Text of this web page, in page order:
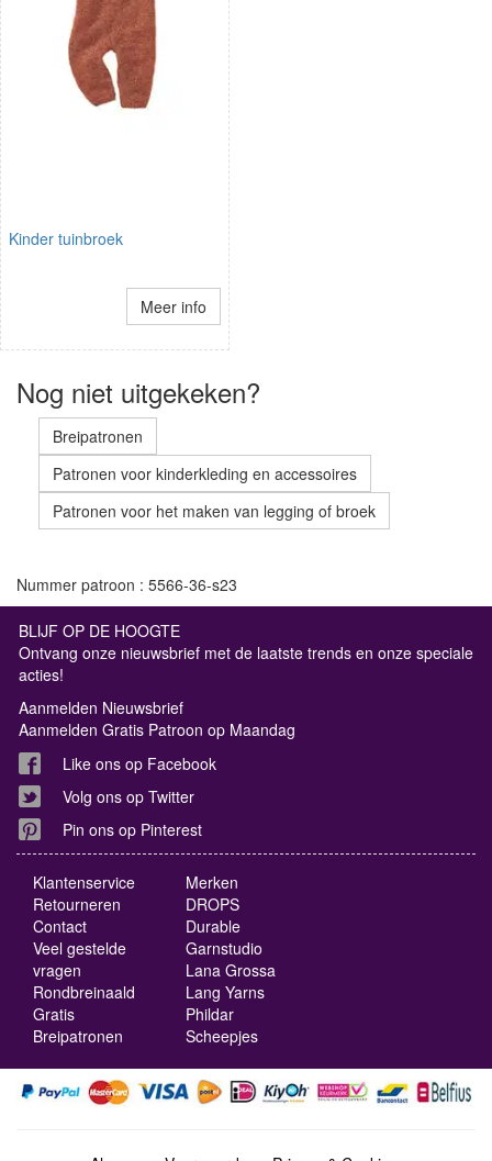
Kinder tuinbroek
Meer info
Nog niet uitgekeken?
Breipatronen
Patronen voor kinderkleding en accessoires
Patronen voor het maken van legging of broek
Nummer patroon : 5566-36-s23
BLIJF OP DE HOOGTE
Ontvang onze nieuwsbrief met de laatste trends en onze speciale
acties!
Aanmelden Nieuwsbrief
Aanmelden Gratis Patroon op Maandag
Like ons op Facebook
Volg ons op Twitter
Pin ons op Pinterest
Klantenservice
Retourneren
Contact
Veel gestelde
vragen
Rondbreinaald
Gratis
Breipatronen
Merken
DROPS
Durable
Garnstudio
Lana Grossa
Lang Yarns
Phildar
Scheepjes